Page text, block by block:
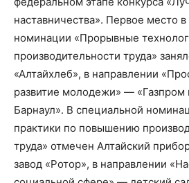
наставничества». Первое место в
номинации «Прорывные
производительности труда»
«Алтайхлеб», в направлении
развитие молодежи» — «Газпром
Барнаул». В специальной
практики по повышению
труда» отмечен Алтайский
завод «Ротор», в направлении